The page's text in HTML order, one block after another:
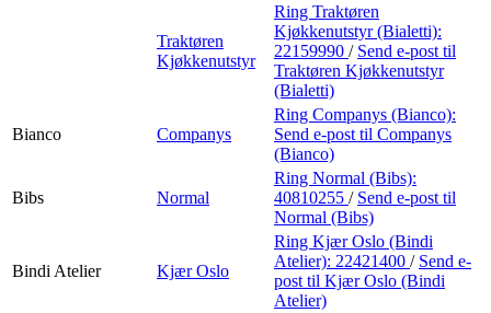
Traktøren
Kjøkkenutstyr
Ring Traktøren
Kjøkkenutstyr (Bialetti):
22159990 / Send e-post til
Traktøren Kjøkkenutstyr
(Bialetti)
Bianco Companys
Ring Companys (Bianco):
Send e-post til Companys
(Bianco)
Bibs Normal
Ring Normal (Bibs):
40810255 / Send e-post til
Normal (Bibs)
Bindi Atelier Kjær Oslo
Ring Kjær Oslo (Bindi
Atelier): 22421400 / Send e-
post til Kjær Oslo (Bindi
Atelier)